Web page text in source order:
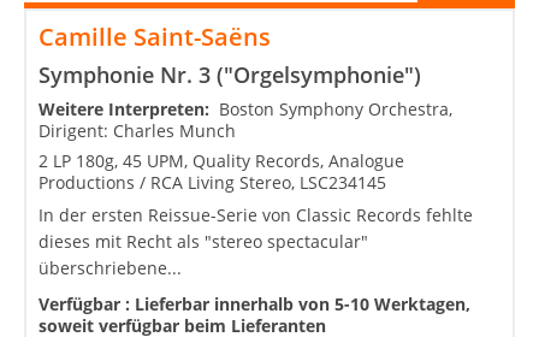
Camille Saint-Saëns
Symphonie Nr. 3 ("Orgelsymphonie")
Weitere Interpreten: Boston Symphony Orchestra,
Dirigent: Charles Munch
2 LP 180g, 45 UPM, Quality Records, Analogue
Productions / RCA Living Stereo, LSC234145
In der ersten Reissue-Serie von Classic Records fehlte
dieses mit Recht als "stereo spectacular"
überschriebene...
Verfügbar : Lieferbar innerhalb von 5-10 Werktagen,
soweit verfügbar beim Lieferanten